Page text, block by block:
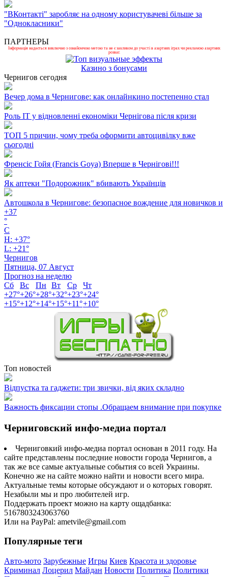
"ВКонтакті" заробляє на одному користувачеві більше за
"Однокласники"
ПАРТНЕРЫ
Інформація надається виключно з ознайомчою метою та не є закликом до участі в азартних іграх чи рекламою азартних
розваг.
Казино з бонусами
Чернигов сегодня
Вечер дома в Чернигове: как онлайнкино постепенно стал
Роль ІТ у відновленні економіки Чернігова після кризи
ТОП 5 причин, чому треба оформити автоцивілку вже
сьогодні
Френсіс Гойя (Francis Goya) Вперше в Чернігові!!!
Як аптеки "Подорожник" вбивають Українців
Автошкола в Чернигове: безопасное вождение для новичков и
+37
°
C
H: +37°
L: +21°
Чернигов
Пятница, 07 Август
Прогноз на неделю
Сб
Вс Пн Вт Ср
Чт
+27°+26°+28°+32°+23°+24°
+15°+12°+14°+15°+11°+10°
Топ новостей
Відпустка та гаджети: три звички, від яких складно
Важность фиксации стопы .Обращаем внимание при покупке
Черниговский инфо-медиа портал
Черниговкий инфо-медиа портал основан в 2011 году. На
сайте представлены последние новости города Чернигов, а
так же все самые актуальные события со всей Украины.
Конечно же на сайте можно найти и новости всего мира.
Актуальные темы которые обсуждают и о которых говорят.
Незабыли мы и про любителей игр.
Поддержать проект можно на карту ощадбанка:
5167803243063760
Или на PayPal: ametvile@gmail.com
Популярные теги
Авто-мото Зарубежные Игры Киев Красота и здоровье
Криминал Лоцерил Майдан Новости Политика Политики